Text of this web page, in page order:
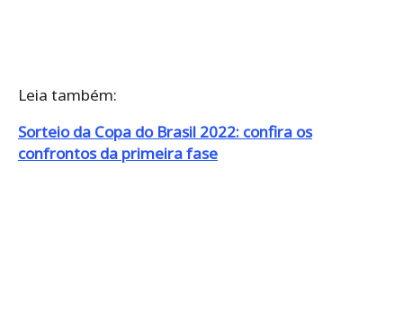
Leia também:
Sorteio da Copa do Brasil 2022: confira os
confrontos da primeira fase